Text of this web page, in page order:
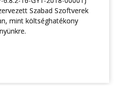
Szabad Szoftverek
mint költséghatékony